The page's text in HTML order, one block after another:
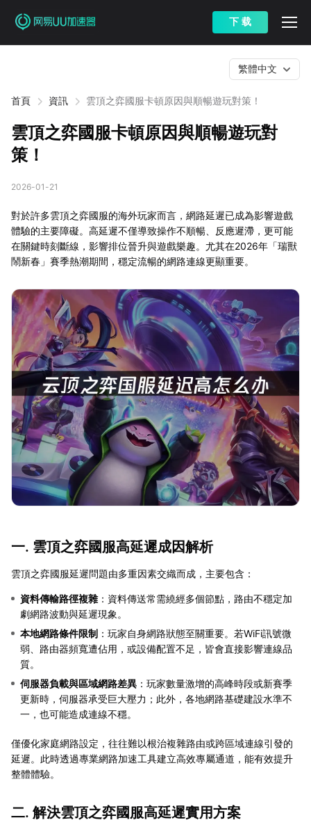
下 载
首頁 資訊 雲頂之弈國服卡頓原因與順暢遊玩對策！
繁體中文
雲頂之弈國服卡頓原因與順暢遊玩對
策！
2026-01-21
對於許多雲頂之弈國服的海外玩家而言，網路延遲已成為影響遊戲
體驗的主要障礙。高延遲不僅導致操作不順暢、反應遲滯，更可能
在關鍵時刻斷線，影響排位晉升與遊戲樂趣。尤其在2026年「瑞獸
鬧新春」賽季熱潮期間，穩定流暢的網路連線更顯重要。
一. 雲頂之弈國服高延遲成因解析
雲頂之弈國服延遲問題由多重因素交織而成，主要包含：
資料傳輸路徑複雜：資料傳送常需繞經多個節點，路由不穩定加
劇網路波動與延遲現象。
本地網路條件限制 ：玩家自身網路狀態至關重要。若WiFi訊號微
弱、路由器頻寬遭佔用，或設備配置不足，皆會直接影響連線品
質。
伺服器負載與區域網路差異 ：玩家數量激增的高峰時段或新賽季
更新時，伺服器承受巨大壓力；此外，各地網路基礎建設水準不
一，也可能造成連線不穩。
僅優化家庭網路設定，往往難以根治複雜路由或跨區域連線引發的
延遲。此時透過專業網路加速工具建立高效專屬通道，能有效提升
整體體驗。
二. 解決雲頂之弈國服高延遲實用方案